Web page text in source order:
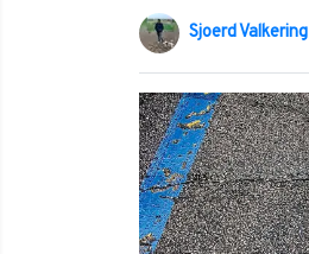
Sjoerd Valkering